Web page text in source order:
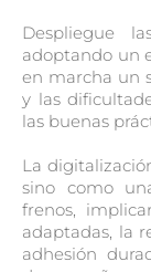
Despliegue
adoptando un
en marcha un
y las
las buenas
La
sino como
frenos,
adaptadas, la
adhesión